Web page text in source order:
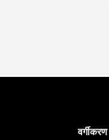
वर्गीकरण